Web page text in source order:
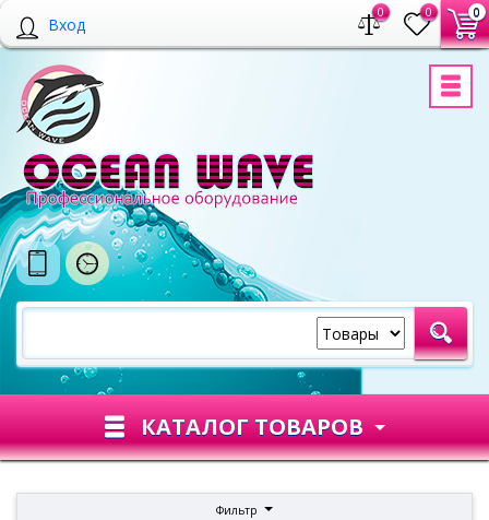
Вход
0 0 0
КАТАЛОГ ТОВАРОВ
Фильтр